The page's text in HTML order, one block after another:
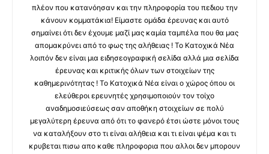
πλέον που κατανόησαν και την πληροφορία του πεδιου την
κάνουν κομματάκια! Είμαστε ομάδα έρευνας και αυτό
σημαίνει ότι δεν έχουμε μαζί μας καμία ταμπέλα που θα μας
απομακρύνει από το φως της αλήθειας ! Το Κατοχικά Νέα
λοιπόν δεν είναι μια ειδησεογραφική σελίδα αλλά μια σελίδα
έρευνας και κριτικής όλων των στοιχείων της
καθημερινότητας ! Το Κατοχικά Νέα είναι ο χώρος όπου οι
ελεύθεροι ερευνητές χρησιμοποιούν τον τοίχο
αναδημοσιεύσεως σαν αποθήκη στοιχείων σε πολύ
μεγαλύτερη έρευνα από ότι το φανερό έτσι ώστε μόνοι τους
να καταλήξουν στο τι είναι αλήθεια και τι είναι ψέμα και τι
κρυβεται πισω απο καθε πληροφορια που αλλοι δεν μπορουν